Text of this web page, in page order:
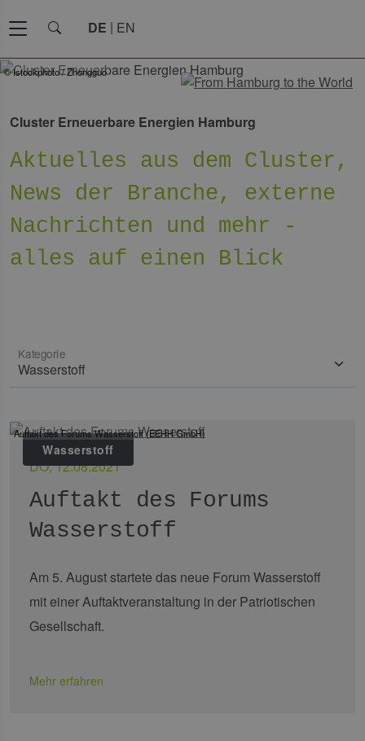
DE EN
© Istockphoto / Zhongguo
Cluster Erneuerbare Energien Hamburg
Aktuelles aus dem Cluster,
News der Branche, externe
Nachrichten und mehr -
alles auf einen Blick
Kategorie
Wasserstoff
Auftakt des Forums Wasserstoff (EEHH GmbH)
DO, 12.08.2021
Auftakt des Forums
Wasserstoff
Am 5. August startete das neue Forum Wasserstoff
mit einer Auftaktveranstaltung in der Patriotischen
Gesellschaft.
Mehr erfahren